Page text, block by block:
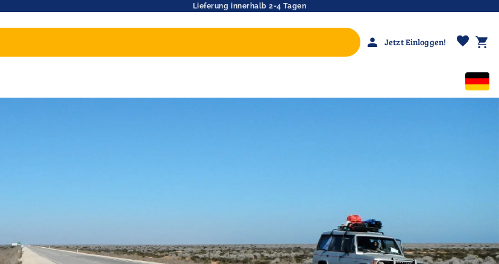
Lieferung innerhalb 2-4 Tagen
person Jetzt Einloggen! favorite shopping_cart